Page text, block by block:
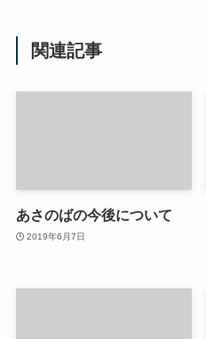
関連記事
あさのばの今後について
2019年6月7日